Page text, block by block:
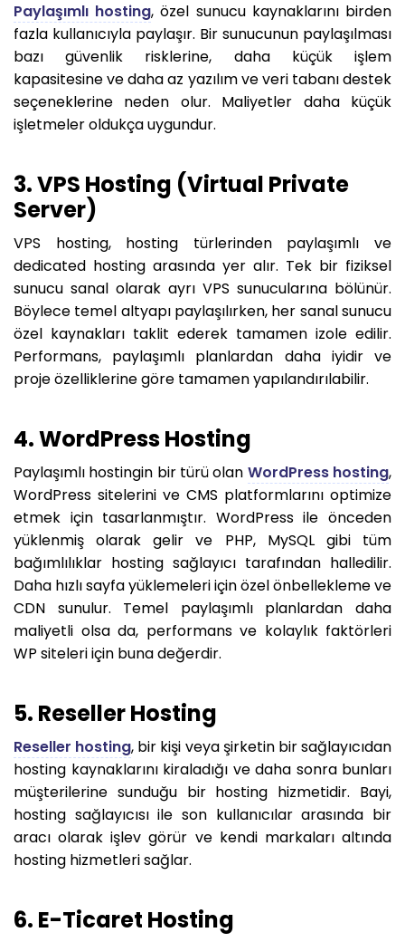
Paylaşımlı hosting, özel sunucu kaynaklarını birden
fazla kullanıcıyla paylaşır. Bir sunucunun paylaşılması
bazı güvenlik risklerine, daha küçük işlem
kapasitesine ve daha az yazılım ve veri tabanı destek
seçeneklerine neden olur. Maliyetler daha küçük
işletmeler oldukça uygundur.
3. VPS Hosting (Virtual Private
Server)
VPS hosting, hosting türlerinden paylaşımlı ve
dedicated hosting arasında yer alır. Tek bir fiziksel
sunucu sanal olarak ayrı VPS sunucularına bölünür.
Böylece temel altyapı paylaşılırken, her sanal sunucu
özel kaynakları taklit ederek tamamen izole edilir.
Performans, paylaşımlı planlardan daha iyidir ve
proje özelliklerine göre tamamen yapılandırılabilir.
4. WordPress Hosting
Paylaşımlı hostingin bir türü olan WordPress hosting,
WordPress sitelerini ve CMS platformlarını optimize
etmek için tasarlanmıştır. WordPress ile önceden
yüklenmiş olarak gelir ve PHP, MySQL gibi tüm
bağımlılıklar hosting sağlayıcı tarafından halledilir.
Daha hızlı sayfa yüklemeleri için özel önbellekleme ve
CDN sunulur. Temel paylaşımlı planlardan daha
maliyetli olsa da, performans ve kolaylık faktörleri
WP siteleri için buna değerdir.
5. Reseller Hosting
Reseller hosting, bir kişi veya şirketin bir sağlayıcıdan
hosting kaynaklarını kiraladığı ve daha sonra bunları
müşterilerine sunduğu bir hosting hizmetidir. Bayi,
hosting sağlayıcısı ile son kullanıcılar arasında bir
aracı olarak işlev görür ve kendi markaları altında
hosting hizmetleri sağlar.
6. E-Ticaret Hosting